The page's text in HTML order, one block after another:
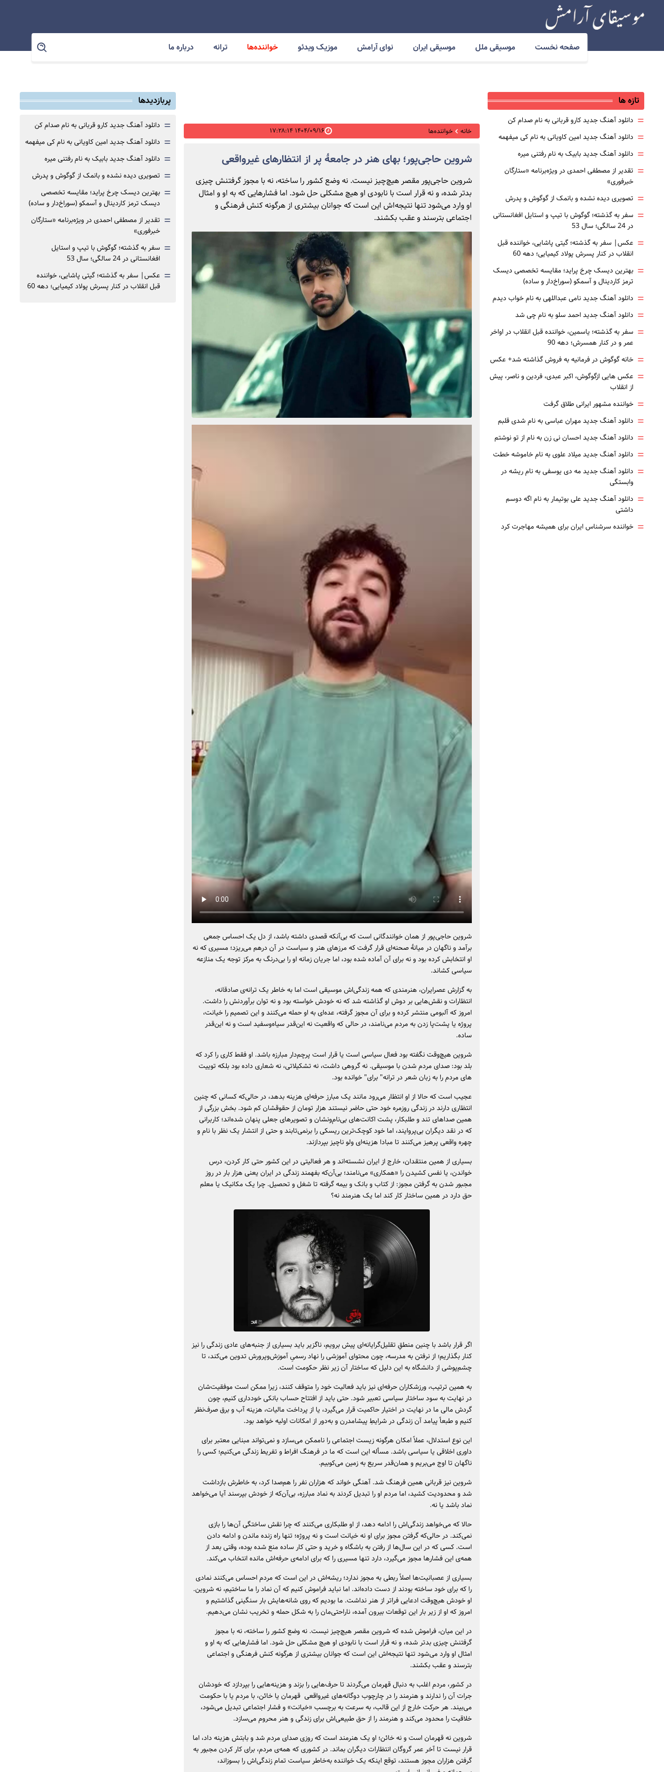
صفحه نخست موسیقی ملل موسیقی ایران نوای آرامش موزیک ویدئو خواننده‌ها ترانه درباره ما
خانه خواننده‌ها ۱۴۰۴/۰۹/۱۶ ۱۷:۲۸:۱۴
شروین حاجی‌پور؛ بهای هنر در جامعهٔ پر از انتظارهای غیرواقعی
شروین حاجی‌پور مقصر هیچ‌چیز نیست. نه وضع کشور را ساخته، نه با مجوز گرفتنش چیزی
بدتر شده، و نه قرار است با نابودی او هیچ مشکلی حل شود. اما فشارهایی که به او و امثال
او وارد می‌شود تنها نتیجه‌اش این است که جوانان بیشتری از هرگونه کنش فرهنگی و
اجتماعی بترسند و عقب بکشند.
شروین حاجی‌پور از همان خوانندگانی است که بی‌آنکه قصدی داشته باشد، از دل یک احساس جمعی
برآمد و ناگهان در میانهٔ صحنه‌ای قرار گرفت که مرزهای هنر و سیاست در آن درهم می‌ریزد؛ مسیری که نه
او انتخابش کرده بود و نه برای آن آماده شده بود، اما جریان زمانه او را بی‌درنگ به مرکز توجه یک منازعه
سیاسی کشاند.
به گزارش عصرایران، هنرمندی که همه‌ زندگی‌اش موسیقی است اما به خاطر یک ترانه‌ی صادقانه،
انتظارات و نقش‌هایی بر دوش او گذاشته شد که نه خودش خواسته بود و نه توان برآوردنش را داشت.
امروز که آلبومی منتشر کرده و برای آن مجوز گرفته، عده‌ای به او حمله می‌کنند و این تصمیم را خیانت،
پروژه یا پشت‌پا زدن به مردم می‌نامند، در حالی که واقعیت نه این‌قدر سیاه‌وسفید است و نه این‌قدر
ساده.
شروین هیچ‌وقت نگفته بود فعال سیاسی است یا قرار است پرچم‌دار مبارزه باشد. او فقط کاری را کرد که
بلد بود: صدای مردم شدن با موسیقی. نه گروهی داشت، نه تشکیلاتی، نه شعاری داده بود بلکه توییت
های مردم را به زبان شعر در ترانه" برای" خوانده بود.
عجیب است که حالا از او انتظار می‌رود مانند یک مبارز حرفه‌ای هزینه بدهد، در حالی‌که کسانی که چنین
انتظاری دارند در زندگی روزمره‌ خود حتی حاضر نیستند هزار تومان از حقوقشان کم شود. بخش بزرگی از
همین صداهای تند و طلبکار، پشت اکانت‌های بی‌نام‌ونشان و تصویرهای جعلی پنهان شده‌اند؛ کاربرانی
که در نقد دیگران بی‌پروایند، اما خود کوچک‌ترین ریسکی را برنمی‌تابند و حتی از انتشار یک نظر با نام و
چهره واقعی پرهیز می‌کنند تا مبادا هزینه‌ای ولو ناچیز بپردازند.
بسیاری از همین منتقدان، خارج از ایران نشسته‌اند و هر فعالیتی در این کشور حتی کار کردن، درس
خواندن، یا نفس کشیدن را «همکاری» می‌نامند؛ بی‌آن‌که بفهمند زندگی در ایران یعنی هزار بار در روز
مجبور شدن به گرفتن مجوز: از کتاب و بانک و بیمه گرفته تا شغل و تحصیل. چرا یک مکانیک یا معلم
حق دارد در همین ساختار کار کند اما یک هنرمند نه؟
اگر قرار باشد با چنین منطقِ تقلیل‌گرایانه‌ای پیش برویم، ناگزیر باید بسیاری از جنبه‌های عادی زندگی را نیز
کنار بگذاریم؛ از نرفتن به مدرسه، چون محتوای آموزشی را نهاد رسمیِ آموزش‌وپرورش تدوین می‌کند، تا
چشم‌پوشی از دانشگاه به این دلیل که ساختار آن زیر نظر حکومت است.
به همین ترتیب، ورزشکاران حرفه‌ای نیز باید فعالیت خود را متوقف کنند، زیرا ممکن است موفقیت‌شان
در نهایت به سود ساختار سیاسی تعبیر شود. حتی باید از افتتاح حساب بانکی خودداری کنیم، چون
گردش مالی ما در نهایت در اختیار حاکمیت قرار می‌گیرد، یا از پرداخت مالیات، هزینه آب و برق صرف‌نظر
کنیم و طبعاً پیامد آن زندگی در شرایطِ پیشامدرن و به‌دور از امکانات اولیه خواهد بود.
این نوع استدلال، عملاً امکان هرگونه زیست اجتماعی را ناممکن می‌سازد و نمی‌تواند مبنایی معتبر برای
داوری اخلاقی یا سیاسی باشد. مسأله این است که ما در فرهنگ افراط و تفریط زندگی می‌کنیم؛ کسی را
ناگهان تا اوج می‌بریم و همان‌قدر سریع به زمین می‌کوبیم.
شروین نیز قربانی همین فرهنگ شد. آهنگی خواند که هزاران نفر را هم‌صدا کرد، به خاطرش بازداشت
شد و محدودیت کشید، اما مردم او را تبدیل کردند به نماد مبارزه، بی‌آن‌که از خودش بپرسند آیا می‌خواهد
نماد باشد یا نه.
حالا که می‌خواهد زندگی‌اش را ادامه دهد، از او طلبکاری می‌کنند که چرا نقش ساختگی آن‌ها را بازی
نمی‌کند. در حالی‌که گرفتن مجوز برای او نه خیانت است و نه پروژه؛ تنها راه زنده ماندن و ادامه دادن
است. کسی که در این سال‌ها از رفتن به باشگاه و خرید و حتی کار ساده منع شده بوده، وقتی بعد از
همه‌ی این فشارها مجوز می‌گیرد، دارد تنها مسیری را که برای ادامه‌ی حرفه‌اش مانده انتخاب می‌کند.
بسیاری از عصبانیت‌ها اصلاً ربطی به مجوز ندارد؛ ریشه‌اش در این است که مردم احساس می‌کنند نمادی
را که برای خود ساخته بودند از دست داده‌اند. اما نباید فراموش کنیم که آن نماد را ما ساختیم، نه شروین.
او خودش هیچ‌وقت ادعایی فراتر از هنر نداشت. ما بودیم که روی شانه‌هایش بار سنگینی گذاشتیم و
امروز که او از زیر بار این توقعات بیرون آمده، ناراحتی‌مان را به شکل حمله و تخریب نشان می‌دهیم.
در این میان، فراموش شده که شروین مقصر هیچ‌چیز نیست. نه وضع کشور را ساخته، نه با مجوز
گرفتنش چیزی بدتر شده، و نه قرار است با نابودی او هیچ مشکلی حل شود. اما فشارهایی که به او و
امثال او وارد می‌شود تنها نتیجه‌اش این است که جوانان بیشتری از هرگونه کنش فرهنگی و اجتماعی
بترسند و عقب بکشند.
در کشور، مردم اغلب به دنبال قهرمان می‌گردند تا حرف‌هایی را بزند و هزینه‌هایی را بپردازد که خودشان
جرات آن را ندارند و هنرمند را در چارچوب دوگانه‌های غیرواقعی قهرمان یا خائن، با مردم یا با حکومت
می‌بیند. هر حرکت خارج از این قالب، به سرعت به برچسب «خیانت» و فشار اجتماعی تبدیل می‌شود،
خلاقیت را محدود می‌کند و هنرمند را از حق طبیعی‌اش برای زندگی و هنر محروم می‌سازد.
شروین نه قهرمان است و نه خائن؛ او یک هنرمند است که روزی صدای مردم شد و بابتش هزینه داد، اما
قرار نیست تا آخر عمر گروگان انتظارات دیگران بماند. در کشوری که همه‌ی مردم، برای کار کردن مجبور به
گرفتن هزاران مجوز هستند، توقع اینکه یک خواننده به‌خاطر سیاست تمام زندگی‌اش را بسوزاند،
تازه ها
= دانلود آهنگ جدید کارو قربانی به نام صدام کن
= دانلود آهنگ جدید امین کاویانی به نام کی میفهمه
= دانلود آهنگ جدید بابیک به نام رفتنی میره
= تقدیر از مصطفی احمدی در ویژه‌برنامه «ستارگان
خبرفوری»
= تصویری دیده نشده و بانمک از گوگوش و پدرش
= سفر به گذشته؛ گوگوش با تیپ و استایل افغانستانی
در 24 سالگی؛ سال 53
= عکس| سفر به گذشته؛ گیتی پاشایی، خواننده قبل
انقلاب در کنار پسرش پولاد کیمیایی؛ دهه 60
= بهترین دیسک چرخ پراید؛ مقایسه تخصصی دیسک
ترمز کاردینال و آسمکو (سوراخ‌دار و ساده)
= دانلود آهنگ جدید نامی عبداللهی به نام خواب دیدم
= دانلود آهنگ جدید احمد سلو به نام چی شد
= سفر به گذشته؛ یاسمین، خواننده قبل انقلاب در اواخر
عمر و در کنار همسرش؛ دهه 90
= خانه گوگوش در فرمانیه به فروش گذاشته شد+ عکس
= عکس هایی ازگوگوش، اکبر عبدی، فردین و ناصر، پیش
از انقلاب
= خواننده مشهور ایرانی طلاق گرفت
= دانلود آهنگ جدید مهران عباسی به نام شدی قلبم
= دانلود آهنگ جدید احسان نی زن به نام از تو نوشتم
= دانلود آهنگ جدید میلاد علوی به نام خاموشه خطت
= دانلود آهنگ جدید مه دی یوسفی به نام ریشه در
وابستگی
= دانلود آهنگ جدید علی بوتیمار به نام اگه دوسم
داشتی
= خواننده سرشناس ایران برای همیشه مهاجرت کرد
پربازدیدها
= دانلود آهنگ جدید کارو قربانی به نام صدام کن
= دانلود آهنگ جدید امین کاویانی به نام کی میفهمه
= دانلود آهنگ جدید بابیک به نام رفتنی میره
= تصویری دیده نشده و بانمک از گوگوش و پدرش
= بهترین دیسک چرخ پراید؛ مقایسه تخصصی
دیسک ترمز کاردینال و آسمکو (سوراخ‌دار و ساده)
= تقدیر از مصطفی احمدی در ویژه‌برنامه «ستارگان
خبرفوری»
= سفر به گذشته؛ گوگوش با تیپ و استایل
افغانستانی در 24 سالگی؛ سال 53
= عکس| سفر به گذشته؛ گیتی پاشایی، خواننده
قبل انقلاب در کنار پسرش پولاد کیمیایی؛ دهه 60